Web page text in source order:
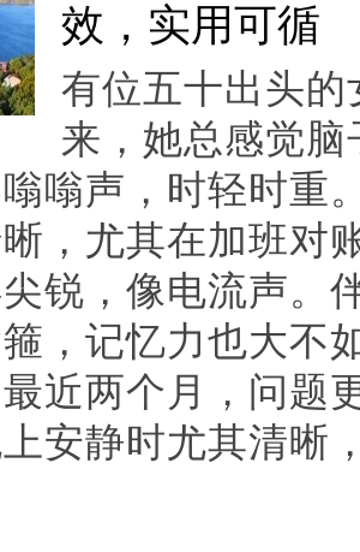
效，实用可循
有位五十出头
来，她总感觉
嗡声，时轻时重
，尤其在加班对
锐，像电流声。
，记忆力也大不
近两个月，问题
安静时尤其清晰